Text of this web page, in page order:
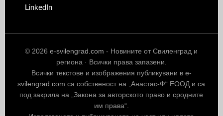
LinkedIn
© 2026e-svilengrad.com - Новините от Свиленград и
региона · Всички права запазени.
Всички текстове и изображения публикувани в e-
svilengrad.com са собственост на „Анастас-Ф“ ЕООД и са
под закрила на „Закона за авторското право и сродните
им права“.